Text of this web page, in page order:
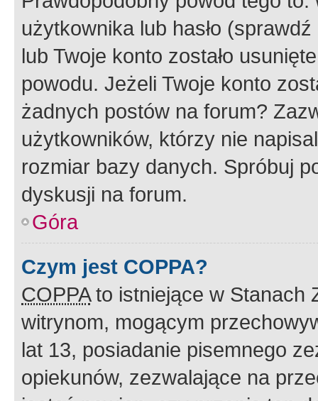
użytkownika lub hasło
lub Twoje konto zostało
powodu. Jeżeli Twoje konto
żadnych postów na forum?
użytkowników, którzy nie
rozmiar bazy danych. Spróbuj
dyskusji na forum.
Góra
Czym jest COPPA?
COPPAto istniejące w Stanach
witrynom, mogącym
lat 13, posiadanie pisemnego
opiekunów, zezwalające na